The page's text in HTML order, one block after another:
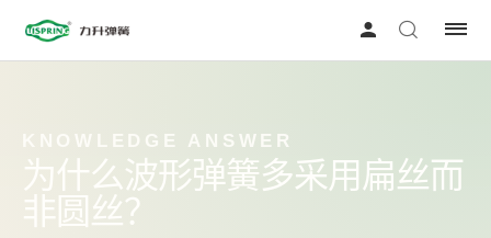
KNOWLEDGE ANSWER
为什么波形弹簧多采用扁丝而
非圆丝？